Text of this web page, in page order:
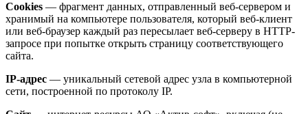
Cookies — фрагмент данных, отправленный веб-сервером и
хранимый на компьютере пользователя, который веб-клиент
или веб-браузер каждый раз пересылает веб-серверу в HTTP-
запросе при попытке открыть страницу соответствующего
сайта.
IP-адрес — уникальный сетевой адрес узла в компьютерной
сети, построенной по протоколу IP.